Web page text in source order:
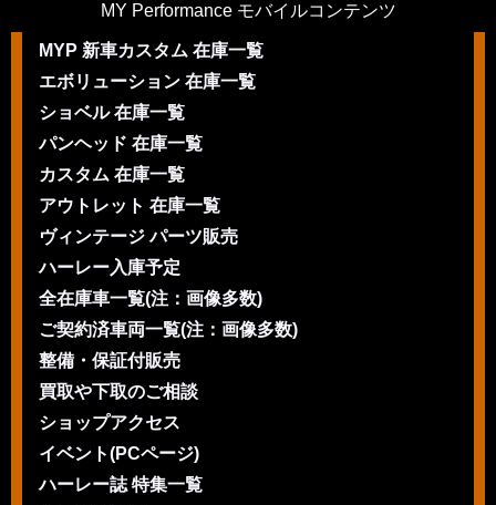
MY Performance モバイルコンテンツ
MYP 新車カスタム 在庫一覧
エボリューション 在庫一覧
ショベル 在庫一覧
パンヘッド 在庫一覧
カスタム 在庫一覧
アウトレット 在庫一覧
ヴィンテージ パーツ販売
ハーレー入庫予定
全在庫車一覧(注：画像多数)
ご契約済車両一覧(注：画像多数)
整備・保証付販売
買取や下取のご相談
ショップアクセス
イベント(PCページ)
ハーレー誌 特集一覧